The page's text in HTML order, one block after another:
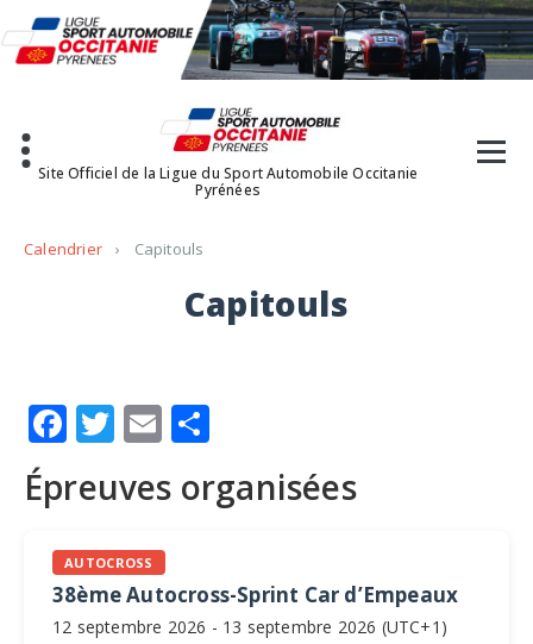
au
contenu
Site Officiel de la Ligue du Sport Automobile Occitanie
Pyrénées
Calendrier › Capitouls
Capitouls
Facebook
Twitter
Email
Épreuves organisées
AUTOCROSS
38ème Autocross-Sprint Car d’Empeaux
12 septembre 2026 - 13 septembre 2026 (UTC+1)